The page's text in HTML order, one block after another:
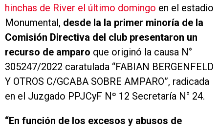
hinchas de River el último domingo en el estadio
Monumental, desde la la primer minoría de la
Comisión Directiva del club presentaron un
recurso de amparo que originó la causa N°
305247/2022 caratulada “FABIAN BERGENFELD
Y OTROS C/GCABA SOBRE AMPARO”, radicada
en el Juzgado PPJCyF Nº 12 Secretaría N° 24.
“En función de los excesos y abusos de